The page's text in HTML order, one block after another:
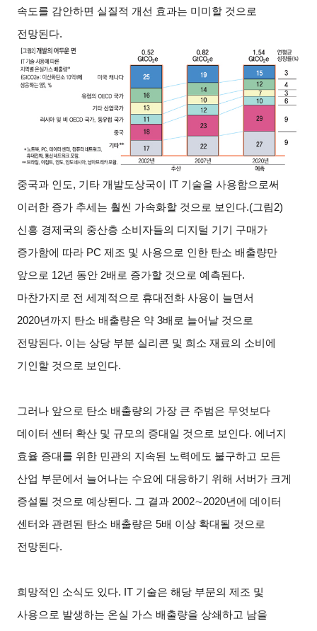
속도를 감안하면 실질적 개선 효과는 미미할 것으로
전망된다.
중국과 인도, 기타 개발도상국이 IT 기술을 사용함으로써
이러한 증가 추세는 훨씬 가속화할 것으로 보인다.(그림2)
신흥 경제국의 중산층 소비자들의 디지털 기기 구매가
증가함에 따라 PC 제조 및 사용으로 인한 탄소 배출량만
앞으로 12년 동안 2배로 증가할 것으로 예측된다.
마찬가지로 전 세계적으로 휴대전화 사용이 늘면서
2020년까지 탄소 배출량은 약 3배로 늘어날 것으로
전망된다. 이는 상당 부분 실리콘 및 희소 재료의 소비에
기인할 것으로 보인다.
그러나 앞으로 탄소 배출량의 가장 큰 주범은 무엇보다
데이터 센터 확산 및 규모의 증대일 것으로 보인다. 에너지
효율 증대를 위한 민관의 지속된 노력에도 불구하고 모든
산업 부문에서 늘어나는 수요에 대응하기 위해 서버가 크게
증설될 것으로 예상된다. 그 결과 2002∼2020년에 데이터
센터와 관련된 탄소 배출량은 5배 이상 확대될 것으로
전망된다.
희망적인 소식도 있다. IT 기술은 해당 부문의 제조 및
사용으로 발생하는 온실 가스 배출량을 상쇄하고 남을